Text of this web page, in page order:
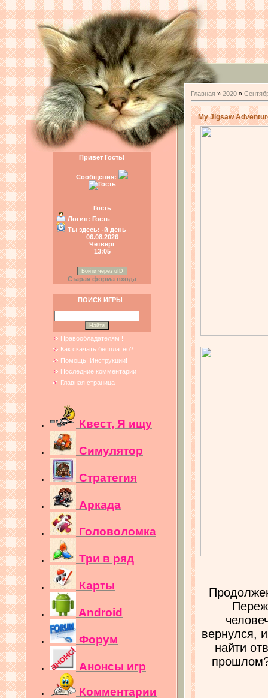
Привет Гость!
Сообщения:
Гость
Логин: Гость
Ты здесь: -й день
06.08.2026
Четверг
13:05
Войти через uID
Старая форма входа
ПОИСК ИГРЫ
Правообладателям !
Как скачать бесплатно?
Помощь! Инструкции!
Последние комментарии
Главная страница
Квест, Я ищу
Симулятор
Стратегия
Аркада
Головоломка
Три в ряд
Карты
Android
Форум
Анонсы игр
Комментарии
Главная » 2020 »
My Jigsaw
вернулся,
найти